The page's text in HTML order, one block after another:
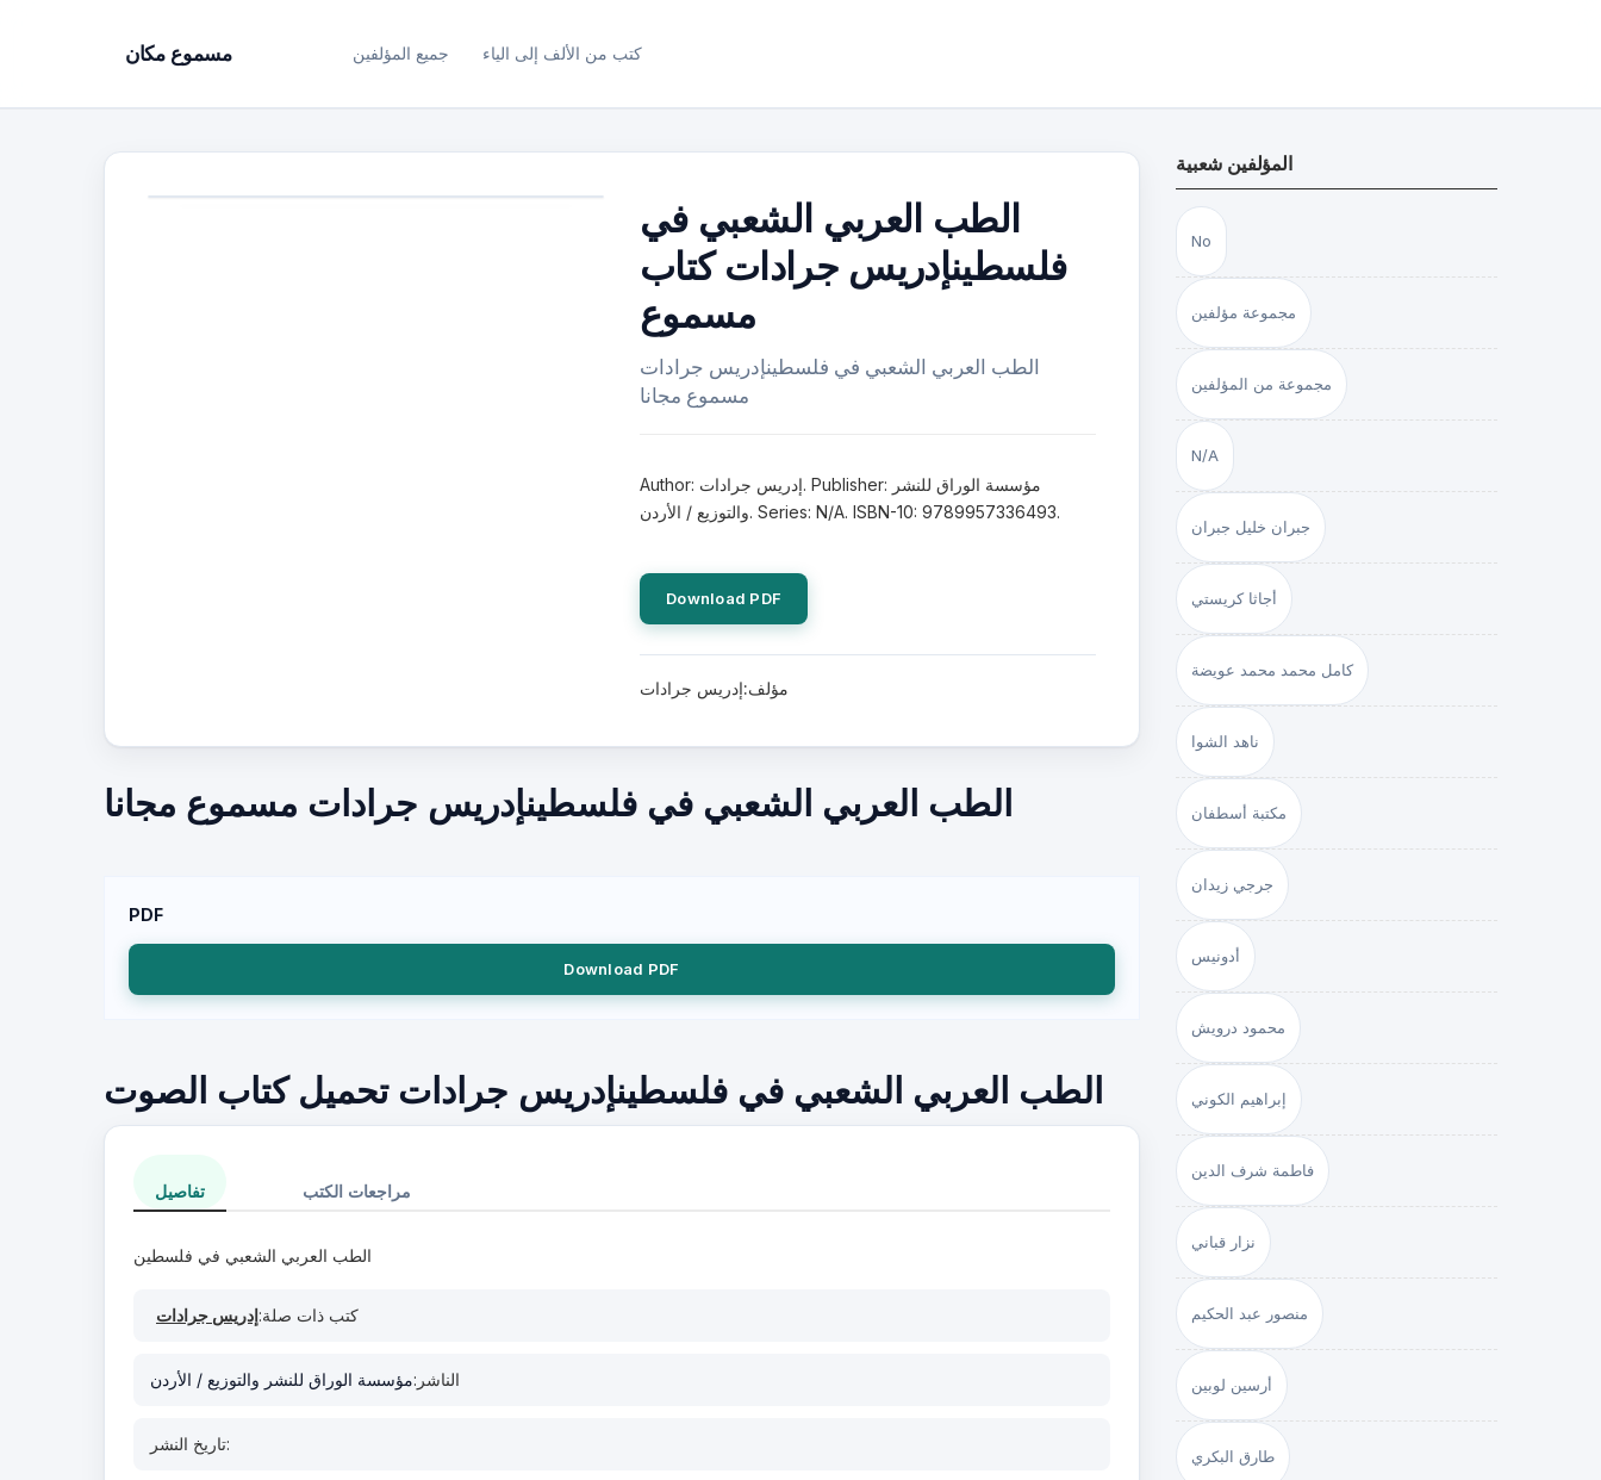
مسموع مكان جميع المؤلفين كتب من الألف إلى الياء
الطب العربي الشعبي في
فلسطينإدريس جرادات كتاب
مسموع
الطب العربي الشعبي في فلسطينإدريس جرادات
مسموع مجانا
Author: إدريس جرادات. Publisher: مؤسسة الوراق للنشر
والتوزيع / الأردن. Series: N/A. ISBN-10: 9789957336493.
Download PDF
مؤلف:إدريس جرادات
الطب العربي الشعبي في فلسطينإدريس جرادات مسموع مجانا
PDF
Download PDF
الطب العربي الشعبي في فلسطينإدريس جرادات تحميل كتاب الصوت
تفاصيل مراجعات الكتب
الطب العربي الشعبي في فلسطين
كتب ذات صلة:إدريس جرادات
الناشر:مؤسسة الوراق للنشر والتوزيع / الأردن
تاريخ النشر:
المؤلفين شعبية
No
مجموعة مؤلفين
مجموعة من المؤلفين
N/A
جبران خليل جبران
أجاثا كريستي
كامل محمد محمد عويضة
ناهد الشوا
مكتبة أسطفان
جرجي زيدان
أدونيس
محمود درويش
إبراهيم الكوني
فاطمة شرف الدين
نزار قباني
منصور عبد الحكيم
أرسين لوبين
طارق البكري